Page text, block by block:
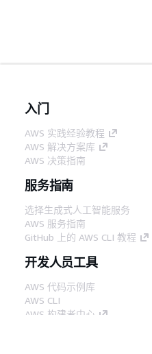
入门
AWS 实践经验教程
AWS 解决方案库
AWS 决策指南
服务指南
选择生成式人工智能服务
AWS 服务指南
GitHub 上的 AWS CLI 教程
开发人员工具
AWS 代码示例库
AWS CLI
AWS 构建者中心